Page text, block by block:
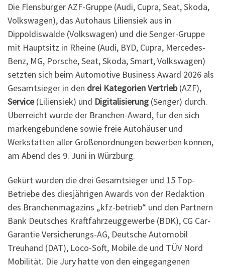
Die Flensburger AZF-Gruppe (Audi, Cupra, Seat, Skoda,
Volkswagen), das Autohaus Liliensiek aus in
Dippoldiswalde (Volkswagen) und die Senger-Gruppe
mit Hauptsitz in Rheine (Audi, BYD, Cupra, Mercedes-
Benz, MG, Porsche, Seat, Skoda, Smart, Volkswagen)
setzten sich beim Automotive Business Award 2026 als
Gesamtsieger in den drei Kategorien Vertrieb(AZF),
Service(Liliensiek) und Digitalisierung (Senger) durch.
Überreicht wurde der Branchen-Award, für den sich
markengebundene sowie freie Autohäuser und
Werkstätten aller Größenordnungen bewerben können,
am Abend des 9. Juni in Würzburg.
Gekürt wurden die drei Gesamtsieger und 15 Top-
Betriebe des diesjährigen Awards von der Redaktion
des Branchenmagazins „kfz-betrieb“ und den Partnern
Bank Deutsches Kraftfahrzeuggewerbe (BDK), CG Car-
Garantie Versicherungs-AG, Deutsche Automobil
Treuhand (DAT), Loco-Soft, Mobile.de und TÜV Nord
Mobilität. Die Jury hatte von den eingegangenen